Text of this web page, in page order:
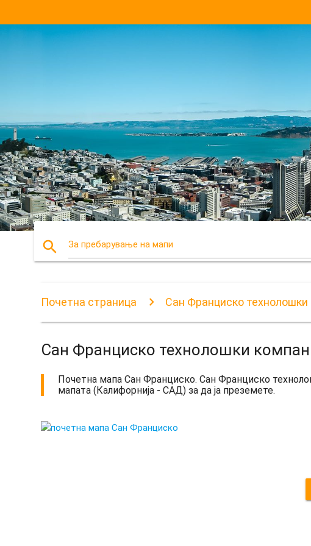
search За пребарување на мапи
Почетна страница Сан Франциско
Сан Франциско технолошки
Почетна мапа Сан Франциско. Сан Франциско
мапата (Калифорнија - САД) за да ја преземете.